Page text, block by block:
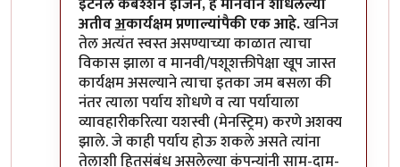
अतीवअकार्यक्षम प्रणाल्यांपैकी एक आहे.खनिज
तेल अत्यंत स्वस्त असण्याच्या काळात त्याचा
विकास झाला व मानवी/पशूशक्तीपेक्षा खूप जास्त
कार्यक्षम असल्याने त्याचा इतका जम बसला की
नंतर त्याला पर्याय शोधणे व त्या पर्यायाला
व्यावहारीकरित्या यशस्वी (मेनस्ट्रिम) करणे अशक्य
झाले. जे काही पर्याय होऊ शकले असते त्यांना
तेलाशी हितसंबंध असलेल्या कंपन्यांनी साम-दाम-